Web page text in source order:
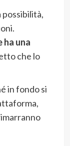
ha una
che lo
in fondo si